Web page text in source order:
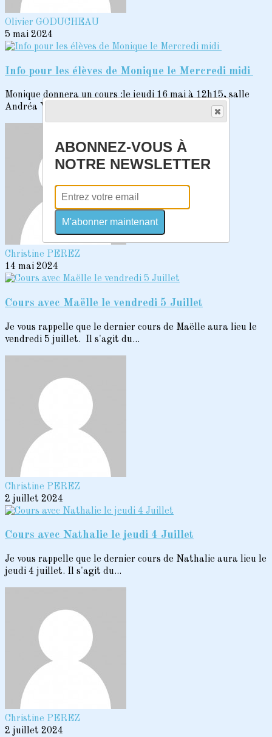
Olivier GODUCHEAU
5 mai 2024
Info pour les élèves de Monique le Mercredi midi
Monique donnera un cours :le jeudi 16 mai à 12h15, salle
Andréa Vincenten remplacement du cours...
Christine PEREZ
14 mai 2024
Cours avec Maëlle le vendredi 5 Juillet
Je vous rappelle que le dernier cours de Maëlle aura lieu le
vendredi 5 juillet. Il s'agit du...
Christine PEREZ
2 juillet 2024
Cours avec Nathalie le jeudi 4 Juillet
Je vous rappelle que le dernier cours de Nathalie aura lieu le
jeudi 4 juillet. Il s'agit du...
Christine PEREZ
2 juillet 2024
ABONNEZ-VOUS À
NOTRE NEWSLETTER
M'abonner maintenant